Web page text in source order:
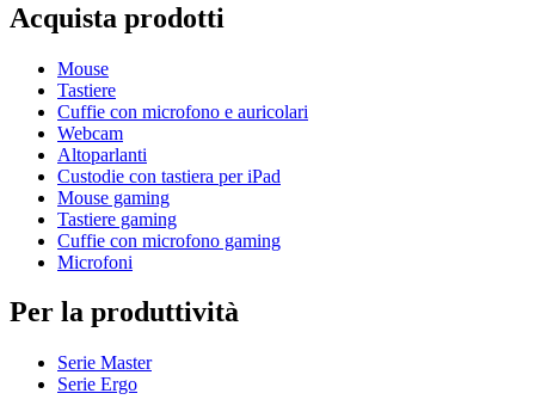
Acquista prodotti
Mouse
Tastiere
Cuffie con microfono e auricolari
Webcam
Altoparlanti
Custodie con tastiera per iPad
Mouse gaming
Tastiere gaming
Cuffie con microfono gaming
Microfoni
Per la produttività
Serie Master
Serie Ergo